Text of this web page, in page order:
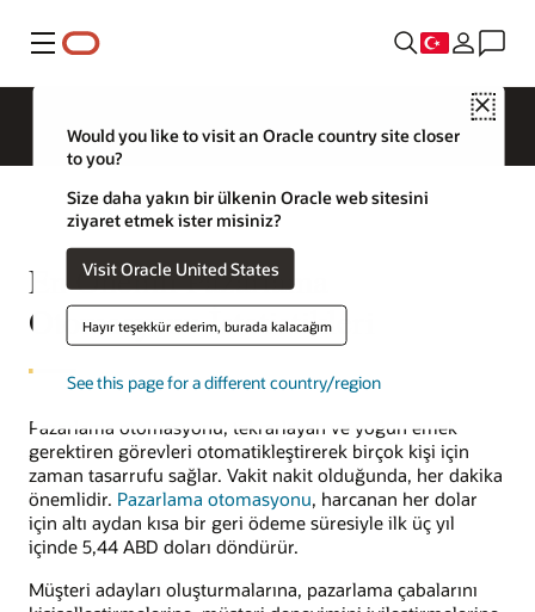
Menü
Close
Would you like to visit an Oracle country site closer
to you?
Size daha yakın bir ülkenin Oracle web sitesini
ziyaret etmek ister misiniz?
Visit Oracle United States
Hayır teşekkür ederim, burada kalacağım
See this page for a different country/region
En Önemli Pazarlama
Otomasyonu İstatistikleri
Pazarlama otomasyonu, tekrarlayan ve yoğun emek
gerektiren görevleri otomatikleştirerek birçok kişi için
zaman tasarrufu sağlar. Vakit nakit olduğunda, her dakika
önemlidir. Pazarlama otomasyonu, harcanan her dolar
için altı aydan kısa bir geri ödeme süresiyle ilk üç yıl
içinde 5,44 ABD doları döndürür.
Müşteri adayları oluşturmalarına, pazarlama çabalarını